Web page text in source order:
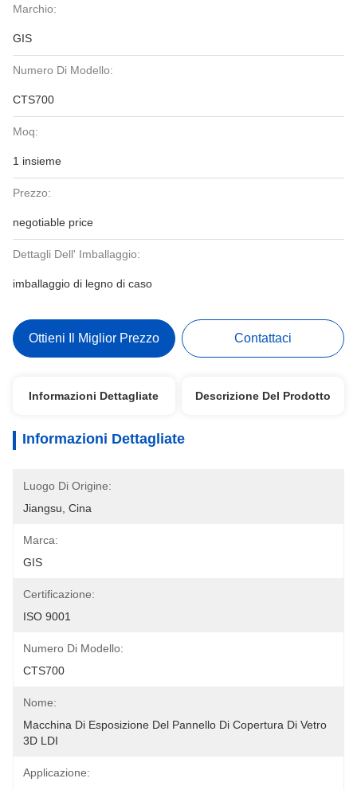
Marchio:
GIS
Numero Di Modello:
CTS700
Moq:
1 insieme
Prezzo:
negotiable price
Dettagli Dell' Imballaggio:
imballaggio di legno di caso
Ottieni Il Miglior Prezzo Contattaci
Informazioni Dettagliate Descrizione Del Prodotto
Informazioni Dettagliate
Luogo Di Origine:
Jiangsu, Cina
Marca:
GIS
Certificazione:
ISO 9001
Numero Di Modello:
CTS700
Nome:
Macchina Di Esposizione Del Pannello Di Copertura Di Vetro
3D LDI
Applicazione: